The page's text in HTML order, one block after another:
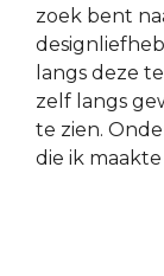
zoek bent
langs deze
zelf langs
te zien.
die ik